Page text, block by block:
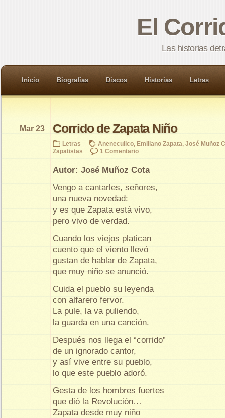
El
Las historias
Inicio Biografías Discos Historias Letras
Corrido de Zapata Niño
Mar 23
Letras Anenecuilco, Emiliano Zapata, José Muñoz
Zapatistas
1 Comentario
Autor: José Muñoz Cota
Vengo a cantarles, señores,
una nueva novedad:
y es que Zapata está vivo,
pero vivo de verdad.
Cuando los viejos platican
cuento que el viento llevó
gustan de hablar de Zapata,
que muy niño se anunció.
Cuida el pueblo su leyenda
con alfarero fervor.
La pule, la va puliendo,
la guarda en una canción.
Después nos llega el “corrido”
de un ignorado cantor,
y así vive entre su pueblo,
lo que este pueblo adoró.
Gesta de los hombres fuertes
que dió la Revolución…
Zapata desde muy niño